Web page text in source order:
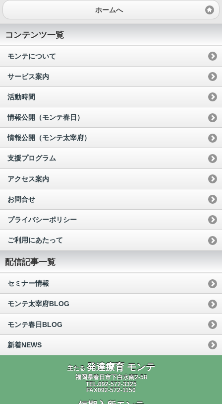
ホームへ
コンテンツ一覧
モンテについて
サービス案内
活動時間
情報公開（モンテ春日）
情報公開（モンテ太宰府）
支援プログラム
アクセス案内
お問合せ
プライバシーポリシー
ご利用にあたって
配信記事一覧
セミナー情報
モンテ太宰府BLOG
モンテ春日BLOG
新着NEWS
主たる 発達療育 モンテ
福岡県春日市下白水南2-58
TEL.092-572-3325
FAX092-572-1150